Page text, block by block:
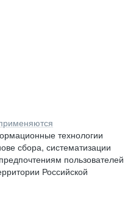
технологии
сбора, систематизации
пользователей
Российской